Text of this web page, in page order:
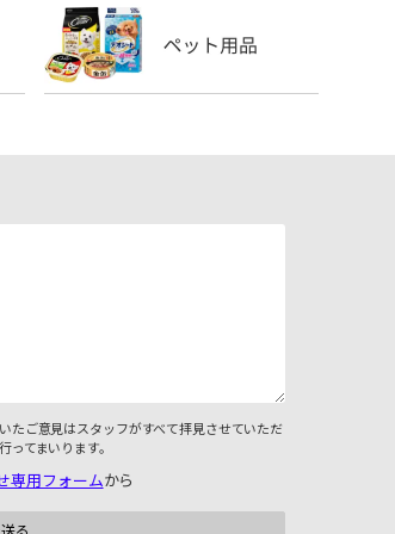
たご意見はスタッフがすべて拝見させていただ
てまいります。
専用フォームから